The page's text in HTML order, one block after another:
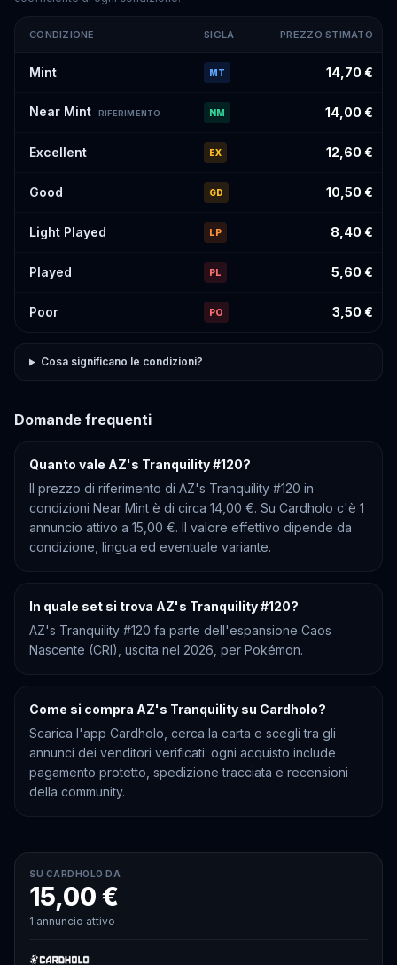
#120per condizione
CONDIZIONE SIGLA PREZZO STIMATO
Mint MT 14,70 €
Near Mint RIFERIMENTO NM 14,00 €
Excellent EX 12,60 €
Good GD 10,50 €
Light Played LP 8,40 €
Played PL 5,60 €
Poor PO 3,50 €
Cosa significano le condizioni?
Domande frequenti
Quanto vale AZ's Tranquility #120?
Il prezzo di riferimento di AZ's Tranquility #120 in
condizioni Near Mint è di circa 14,00 €. Su Cardholo c'è 1
annuncio attivo a 15,00 €. Il valore effettivo dipende da
condizione, lingua ed eventuale variante.
In quale set si trova AZ's Tranquility #120?
AZ's Tranquility #120 fa parte dell'espansione Caos
Nascente (CRI), uscita nel 2026, per Pokémon.
Come si compra AZ's Tranquility su Cardholo?
Scarica l'app Cardholo, cerca la carta e scegli tra gli
annunci dei venditori verificati: ogni acquisto include
pagamento protetto, spedizione tracciata e recensioni
della community.
SU CARDHOLO DA
15,00 €
1 annuncio attivo